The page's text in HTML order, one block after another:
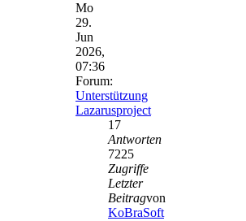
Mo
29.
Jun
2026,
07:36
Forum:
Unterstützung
Lazarusproject
17
Antworten
7225
Zugriffe
Letzter
Beitragvon
KoBraSoft